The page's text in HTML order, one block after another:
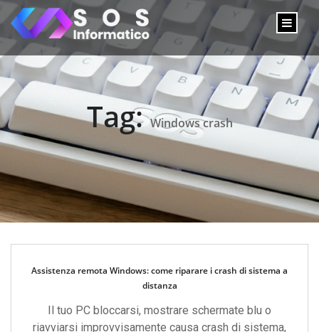
Tag:Windows crash
Assistenza remota Windows: come riparare i crash di sistema a
distanza
Il tuo PC bloccarsi, mostrare schermate blu o
riavviarsi improvvisamente causa crash di sistema,